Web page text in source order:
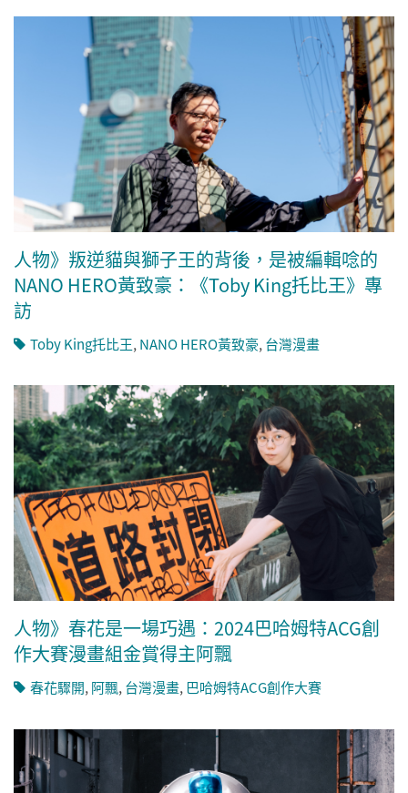
人物》叛逆貓與獅子王的背後，是被編輯唸的
NANO HERO黃致豪：《Toby King托比王》專
訪
Toby King托比王, NANO HERO黃致豪, 台灣漫畫
人物》春花是一場巧遇：2024巴哈姆特ACG創
作大賽漫畫組金賞得主阿飄
春花驟開,阿飄,台灣漫畫, 巴哈姆特ACG創作大賽